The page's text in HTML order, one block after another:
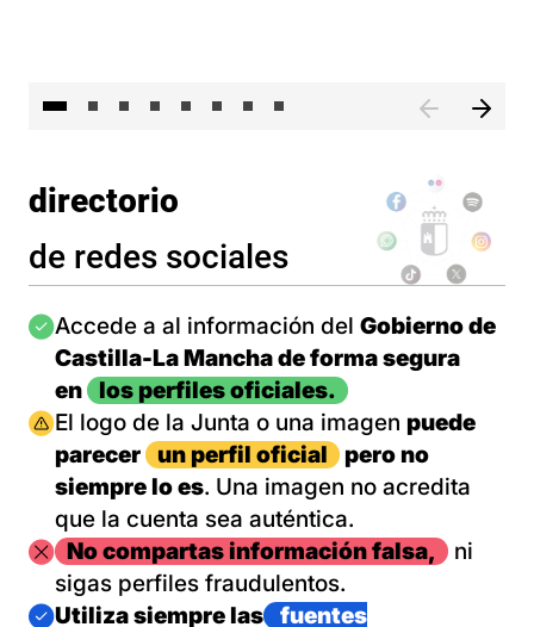
directorio
de redes sociales
Imagen
Accede a al información del Gobierno de
Castilla-La Mancha de forma segura
en
los perfiles oficiales.
Imagen
El logo de la Junta o una imagen puede
parecer
un perfil oficial
pero no
siempre lo es. Una imagen no acredita
que la cuenta sea auténtica.
ImagenNo compartas información falsa,
ni
sigas perfiles fraudulentos.
Imagen
Utiliza siempre las
fuentes